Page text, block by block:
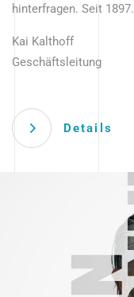
hinterfragen. Seit
Kai Kalthoff
Geschäftsleitung
Details